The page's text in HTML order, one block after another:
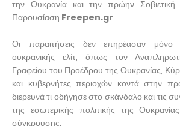
την Ουκρανία και την πρώην
Παρουσίαση Freepen.gr
Οι παραιτήσεις δεν επηρέασαν
ουκρανικής ελίτ, όπως τον
Γραφείου του Προέδρου της Ουκρανίας,
και κυβερνήτες περιοχών κοντά στην
διερευνά τι οδήγησε στο σκάνδαλο και τις
της εσωτερικής πολιτικής της
σύγκρουσης.